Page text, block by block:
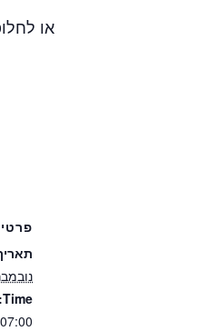
או
נובמבר
Time:
07:00 - 08:00